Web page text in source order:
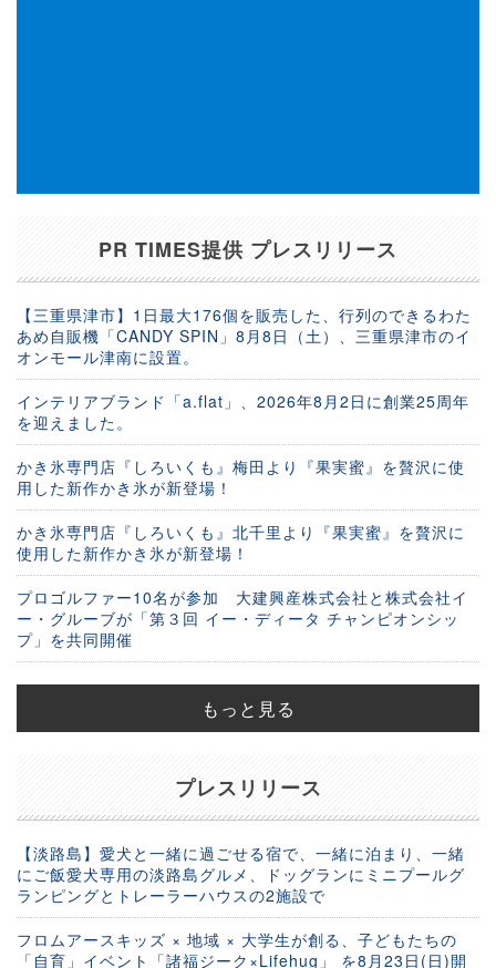
PR TIMES提供 プレスリリース
【三重県津市】1日最大176個を販売した、行列のできるわた
あめ自販機「CANDY SPIN」8月8日（土）、三重県津市のイ
オンモール津南に設置。
インテリアブランド「a.flat」、2026年8月2日に創業25周年
を迎えました。
かき氷専門店『しろいくも』梅田より『果実蜜』を贅沢に使
用した新作かき氷が新登場！
かき氷専門店『しろいくも』北千里より『果実蜜』を贅沢に
使用した新作かき氷が新登場！
プロゴルファー10名が参加 大建興産株式会社と株式会社イ
ー・グルーブが「第３回 イー・ディータ チャンピオンシッ
プ」を共同開催
もっと見る
プレスリリース
【淡路島】愛犬と一緒に過ごせる宿で、一緒に泊まり、一緒
にご飯愛犬専用の淡路島グルメ、ドッグランにミニプールグ
ランピングとトレーラーハウスの2施設で
フロムアースキッズ × 地域 × 大学生が創る、子どもたちの
「自育」イベント「諸福ジーク×Lifehug」 を8月23日(日)開